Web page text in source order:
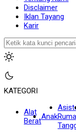
Disclaimer
Iklan Tayang
Karir
KATEGORI
Alat
BeratAnak